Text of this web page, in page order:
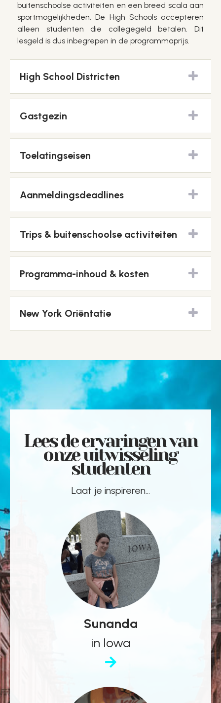
buitenschoolse activiteiten en een breed scala aan
sportmogelijkheden. De High Schools accepteren
alleen studenten die collegegeld betalen. Dit
lesgeld is dus inbegrepen in de programmaprijs.
High School Districten
Gastgezin
Toelatingseisen
Aanmeldingsdeadlines
Trips & buitenschoolse activiteiten
Programma-inhoud & kosten
New York Oriëntatie
Lees de ervaringen van
onze uitwisseling
studenten
Laat je inspireren...
Sunanda
in Iowa